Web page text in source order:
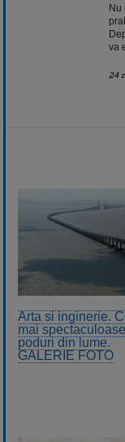
Nu
va
24
Arta si inginerie.
mai spectaculoase
poduri din lume.
GALERIE FOTO